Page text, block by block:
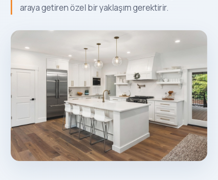
araya getiren özel bir yaklaşım gerektirir.